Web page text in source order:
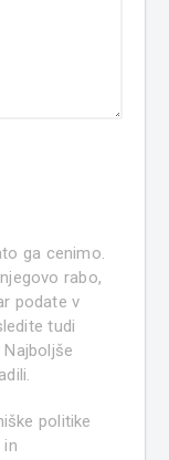
ga cenimo.
rabo,
podate v
tudi
politike
in